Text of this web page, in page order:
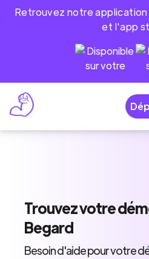
Retrouvez notre application
et l'app
Trouvezvotre
Begard
Besoin d'aide pour votre